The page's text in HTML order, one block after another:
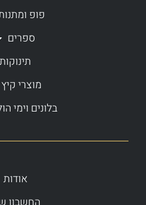
f
פופ
ספרים
תינוקות
מוצרי קיץ
בלונים וימי
אודות